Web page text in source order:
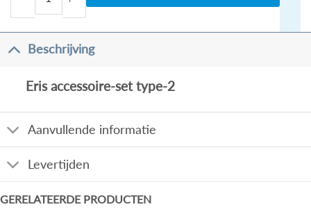
Beschrijving
Eris accessoire-set type-2
Aanvullende informatie
Levertijden
GERELATEERDE PRODUCTEN